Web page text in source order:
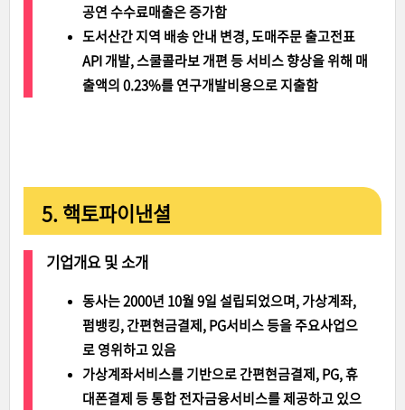
공연 수수료매출은 증가함
도서산간 지역 배송 안내 변경, 도매주문 출고전표
API 개발, 스쿨콜라보 개편 등 서비스 향상을 위해 매
출액의 0.23%를 연구개발비용으로 지출함
5. 핵토파이낸셜
기업개요 및 소개
동사는 2000년 10월 9일 설립되었으며, 가상계좌,
펌뱅킹, 간편현금결제, PG서비스 등을 주요사업으
로 영위하고 있음
가상계좌서비스를 기반으로 간편현금결제, PG, 휴
대폰결제 등 통합 전자금융서비스를 제공하고 있으